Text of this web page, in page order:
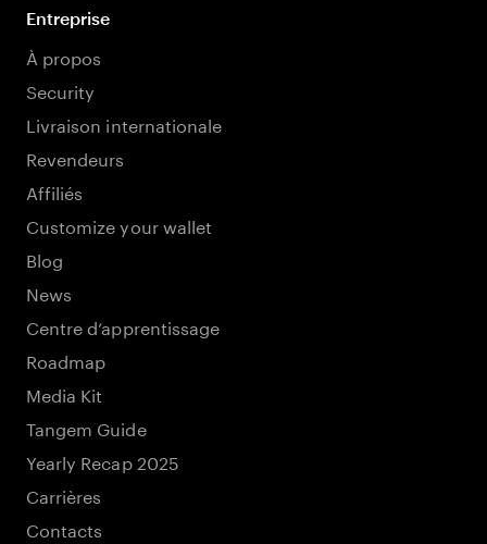
Entreprise
À propos
Security
Livraison internationale
Revendeurs
Affiliés
Customize your wallet
Blog
News
Centre d’apprentissage
Roadmap
Media Kit
Tangem Guide
Yearly Recap 2025
Carrières
Contacts